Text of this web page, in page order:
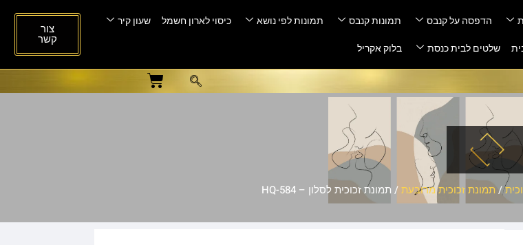
הדפסה על קנבס תמונות קנבס תמונות לפי נושא כיסוי לארון חשמל
שעון קיר
שלטים לבית כנסת בלוק אקריל
צור
קשר
/תמונת זכוכית מרובעת/ תמונת זכוכית לסלון – HQ-584